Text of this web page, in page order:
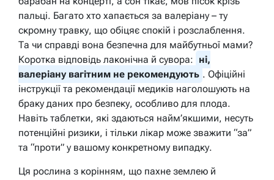
пальці. Багато хто хапається за валеріану – ту
скромну травку, що обіцяє спокій і розслаблення.
Та чи справді вона безпечна для майбутньої мами?
Коротка відповідь лаконічна й сувора: ні,
валеріану вагітним не рекомендують . Офіційні
інструкції та рекомендації медиків наголошують на
браку даних про безпеку, особливо для плода.
Навіть таблетки, які здаються найм’якшими, несуть
потенційні ризики, і тільки лікар може зважити “за”
та “проти” у вашому конкретному випадку.
Ця рослина з корінням, що пахне землею й